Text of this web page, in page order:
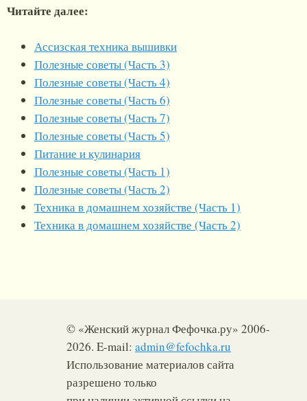
Читайте далее:
Ассизская техника вышивки
Полезные советы (Часть 3)
Полезные советы (Часть 4)
Полезные советы (Часть 6)
Полезные советы (Часть 7)
Полезные советы (Часть 5)
Питание и кулинария
Полезные советы (Часть 1)
Полезные советы (Часть 2)
Техника в домашнем хозяйстве (Часть 1)
Техника в домашнем хозяйстве (Часть 2)
© «Женский журнал Фефочка.ру» 2006-
2026. E-mail: admin@fefochka.ru
Использование материалов сайта
разрешено только